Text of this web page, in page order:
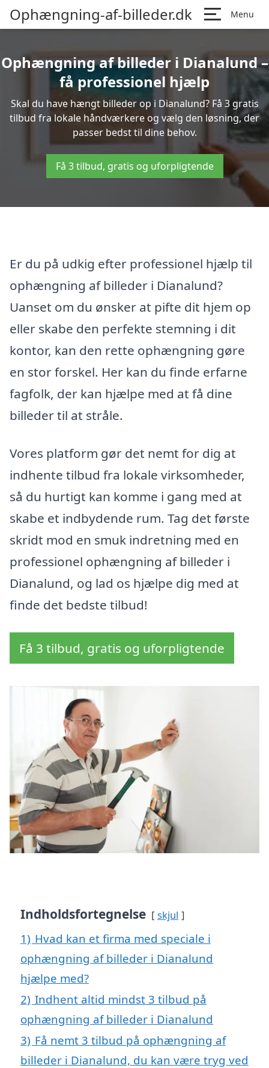
Ophængning-af-billeder.dk Menu
Ophængning af billeder i Dianalund –
få professionel hjælp
Skal du have hængt billeder op i Dianalund? Få 3 gratis
tilbud fra lokale håndværkere og vælg den løsning, der
passer bedst til dine behov.
Få 3 tilbud, gratis og uforpligtende
Er du på udkig efter professionel hjælp til
ophængning af billeder i Dianalund?
Uanset om du ønsker at pifte dit hjem op
eller skabe den perfekte stemning i dit
kontor, kan den rette ophængning gøre
en stor forskel. Her kan du finde erfarne
fagfolk, der kan hjælpe med at få dine
billeder til at stråle.
Vores platform gør det nemt for dig at
indhente tilbud fra lokale virksomheder,
så du hurtigt kan komme i gang med at
skabe et indbydende rum. Tag det første
skridt mod en smuk indretning med en
professionel ophængning af billeder i
Dianalund, og lad os hjælpe dig med at
finde det bedste tilbud!
Få 3 tilbud, gratis og uforpligtende
Indholdsfortegnelse skjul
1) Hvad kan et firma med speciale i
ophængning af billeder i Dianalund
hjælpe med?
2) Indhent altid mindst 3 tilbud på
ophængning af billeder i Dianalund
3) Få nemt 3 tilbud på ophængning af
billeder i Dianalund, du kan være tryg ved